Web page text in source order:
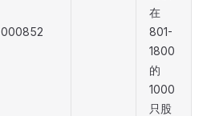
000852
在
801-
1800
的
1000
只股